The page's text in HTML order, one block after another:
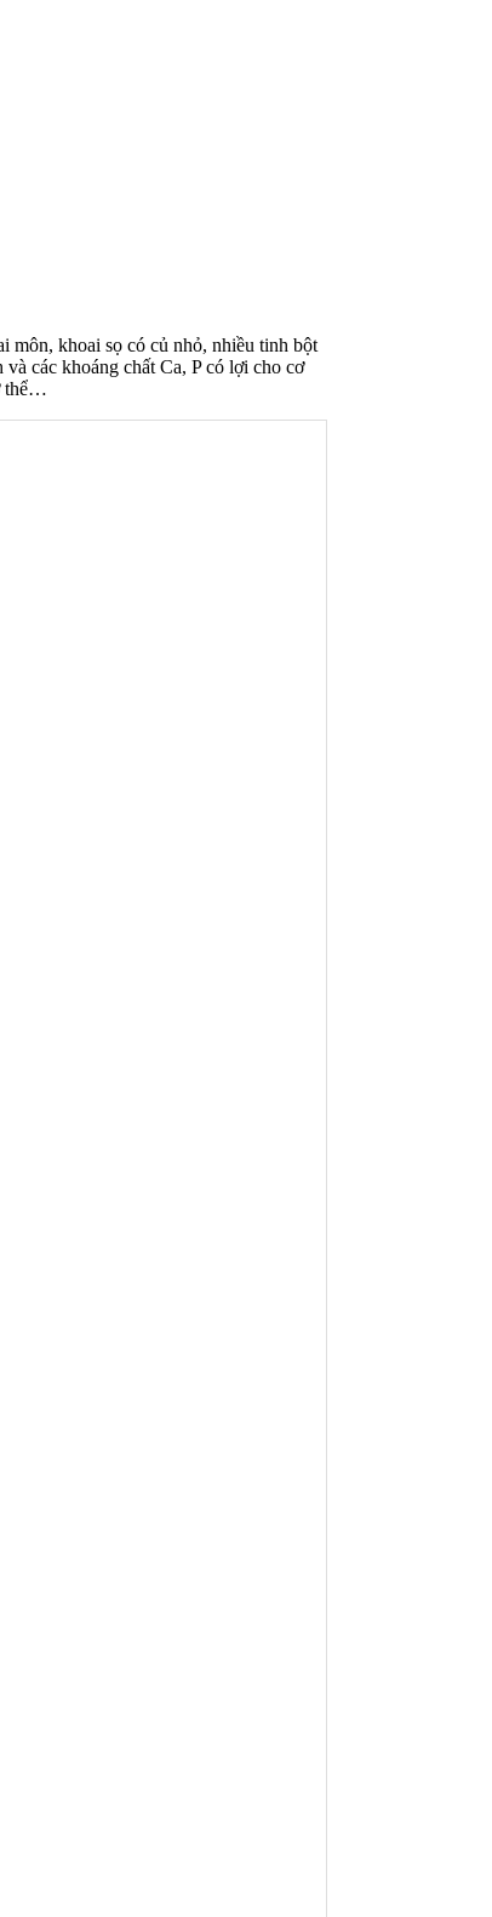
môn, khoai sọ có củ nhỏ, nhiều tinh bột
các khoáng chất Ca, P có lợi cho cơ
thể…